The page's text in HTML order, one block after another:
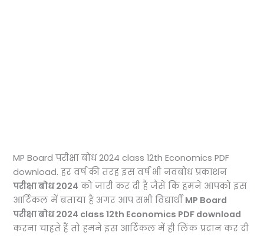
MP Board परीक्षा बोध 2024 class 12th Economics PDF
download. हर वर्ष की तरह इस वर्ष भी नवबोध प्रकाशन
परीक्षा बोध 2024 को जारी कर दी है जैसे कि हमने आपको इस
आर्टिकल में बताया है अगर आप सभी विद्यार्थी MP Board
परीक्षा बोध 2024 class 12th Economics PDF download
करना चाहते हैं तो हमने इस आर्टिकल में ही लिंक प्रदान कर दी